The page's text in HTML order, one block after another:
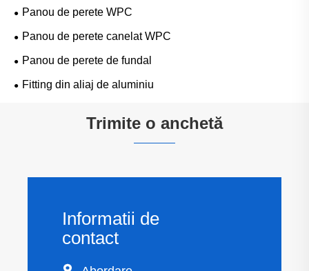
Panou de perete WPC
Panou de perete canelat WPC
Panou de perete de fundal
Fitting din aliaj de aluminiu
Trimite o anchetă
Informatii de
contact